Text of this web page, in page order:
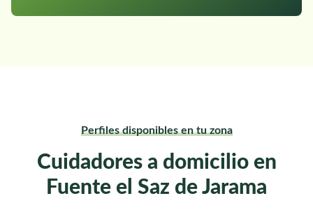
Perfiles disponibles en tu zona
Cuidadores a domicilio en
Fuente el Saz de Jarama